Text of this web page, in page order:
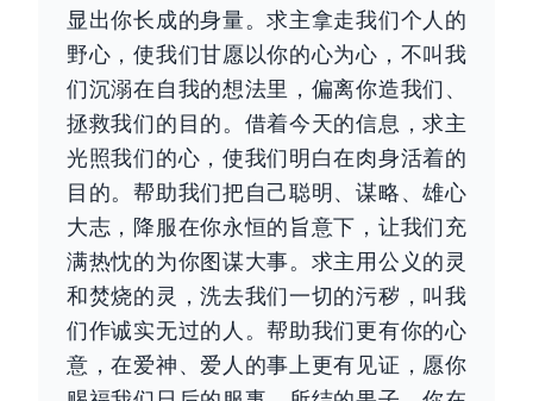
显出你长成的身量。求主拿走我们个人的
野心，使我们甘愿以你的心为心，不叫我
们沉溺在自我的想法里，偏离你造我们、
拯救我们的目的。借着今天的信息，求主
光照我们的心，使我们明白在肉身活着的
目的。帮助我们把自己聪明、谋略、雄心
大志，降服在你永恒的旨意下，让我们充
满热忱的为你图谋大事。求主用公义的灵
和焚烧的灵，洗去我们一切的污秽，叫我
们作诚实无过的人。帮助我们更有你的心
意，在爱神、爱人的事上更有见证，愿你